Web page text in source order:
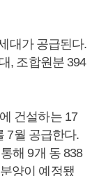
대가 공급된다.
, 조합원분 394
건설하는 17
7월 공급한다.
해 9개 동 838
양이 예정됐